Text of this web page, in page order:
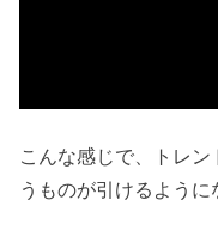
こんな感じで、トレ
うものが引けるように